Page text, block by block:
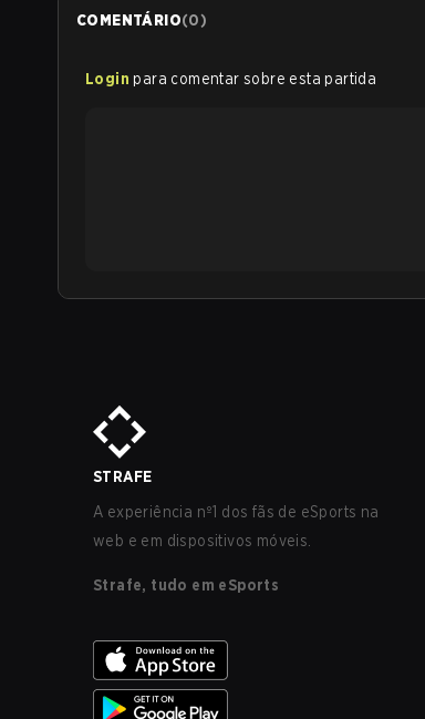
COMENTÁRIO(0)
Login para comentar sobre esta partida
STRAFE
A experiência nº1 dos fãs de eSports na
web e em dispositivos móveis.
Strafe, tudo em eSports